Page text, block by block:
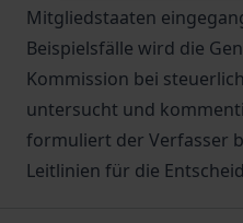
Mitgliedstaaten
Beispielsfälle wird die
Kommission bei
untersucht und
formuliert der Verfasser
Leitlinien für die